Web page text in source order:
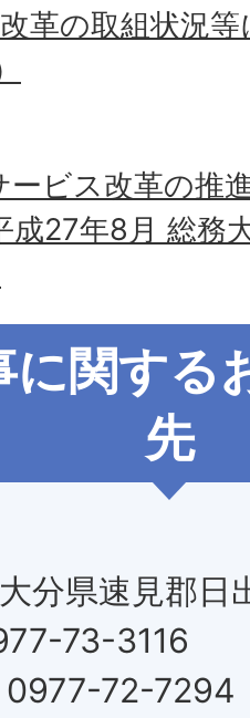
革の取組状況
ービス改革の推
成27年8月 総務
に関する
先
分県速見郡日
73-3116
0977-72-7294